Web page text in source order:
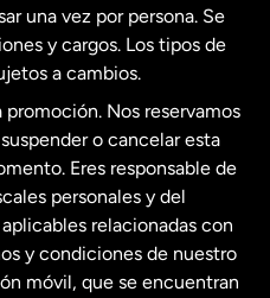
Español
una vez por persona. Se
y cargos. Los tipos de
a cambios.
Nos reservamos
o cancelar esta
Eres responsable de
personales y del
relacionadas con
y condiciones de nuestro
móvil, que se encuentran